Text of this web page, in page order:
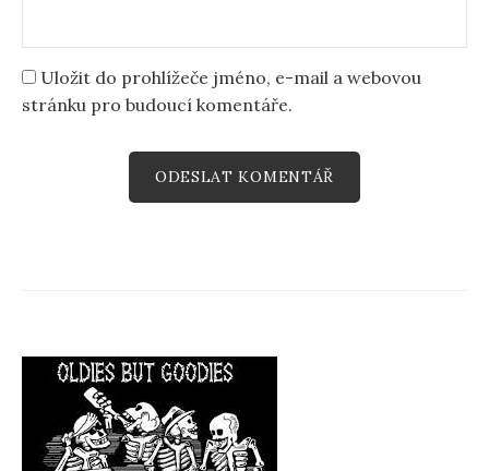
Uložit do prohlížeče jméno, e-mail a webovou
stránku pro budoucí komentáře.